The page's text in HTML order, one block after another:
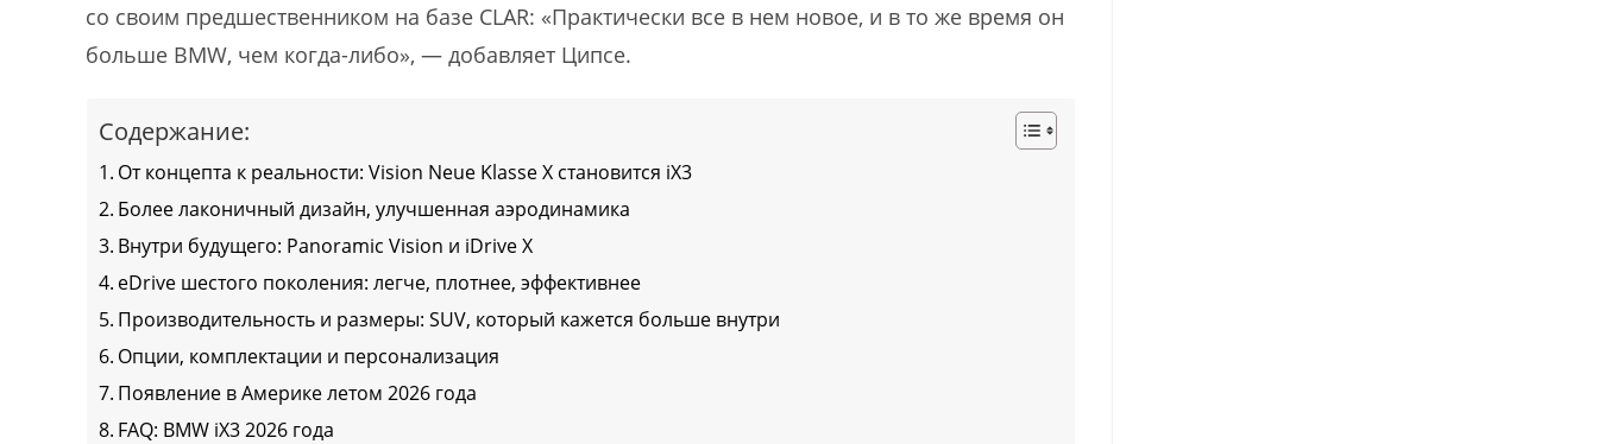
со своим предшественником на базе CLAR: «Практически все в нем новое, и в то же время он
больше BMW, чем когда-либо», — добавляет Ципсе.
Содержание:
От концепта к реальности: Vision Neue Klasse X становится iX3
Более лаконичный дизайн, улучшенная аэродинамика
Внутри будущего: Panoramic Vision и iDrive X
eDrive шестого поколения: легче, плотнее, эффективнее
Производительность и размеры: SUV, который кажется больше внутри
Опции, комплектации и персонализация
Появление в Америке летом 2026 года
FAQ: BMW iX3 2026 года